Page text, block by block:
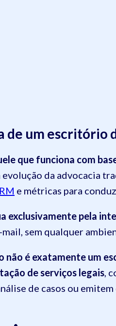
de um escritório
que funciona com
evolução da advocacia
e métricas para
exclusivamente pela
sem qualquer
não é exatamente um
de serviços legais ,
de casos ou